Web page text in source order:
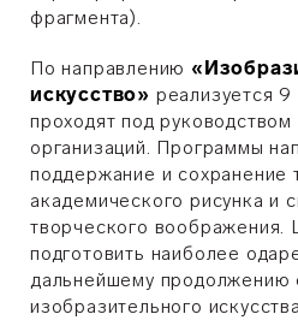
фрагмента).
По направлению
искусство» реализуется
проходят под
организаций. Программы
поддержание и сохранение
академического рисунка и
творческого
подготовить наиболее
дальнейшему продолжению
изобразительного